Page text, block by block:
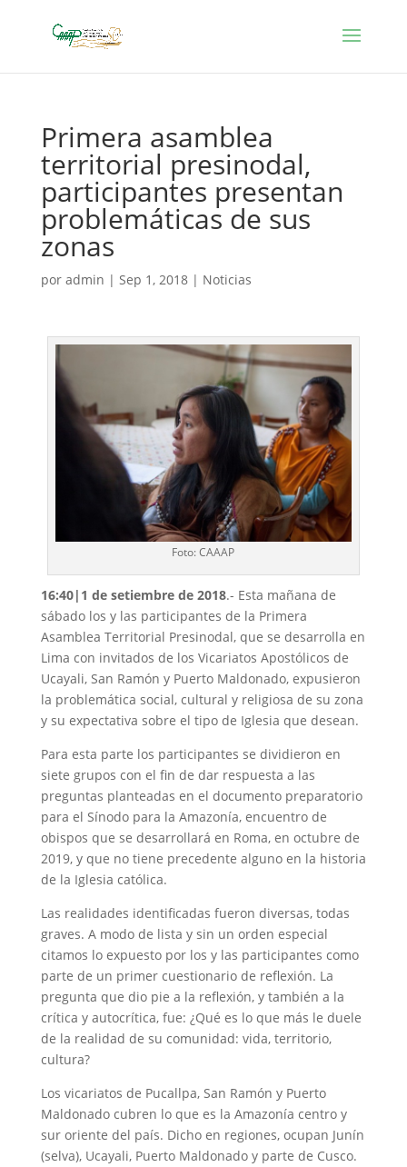
Primera asamblea
territorial presinodal,
participantes presentan
problemáticas de sus
zonas
por admin | Sep 1, 2018| Noticias
Foto: CAAAP
16:40|1 de setiembre de 2018.- Esta mañana de
sábado los y las participantes de la Primera
Asamblea Territorial Presinodal, que se desarrolla en
Lima con invitados de los Vicariatos Apostólicos de
Ucayali, San Ramón y Puerto Maldonado, expusieron
la problemática social, cultural y religiosa de su zona
y su expectativa sobre el tipo de Iglesia que desean.
Para esta parte los participantes se dividieron en
siete grupos con el fin de dar respuesta a las
preguntas planteadas en el documento preparatorio
para el Sínodo para la Amazonía, encuentro de
obispos que se desarrollará en Roma, en octubre de
2019, y que no tiene precedente alguno en la historia
de la Iglesia católica.
Las realidades identificadas fueron diversas, todas
graves. A modo de lista y sin un orden especial
citamos lo expuesto por los y las participantes como
parte de un primer cuestionario de reflexión. La
pregunta que dio pie a la reflexión, y también a la
crítica y autocrítica, fue: ¿Qué es lo que más le duele
de la realidad de su comunidad: vida, territorio,
cultura?
Los vicariatos de Pucallpa, San Ramón y Puerto
Maldonado cubren lo que es la Amazonía centro y
sur oriente del país. Dicho en regiones, ocupan Junín
(selva), Ucayali, Puerto Maldonado y parte de Cusco.